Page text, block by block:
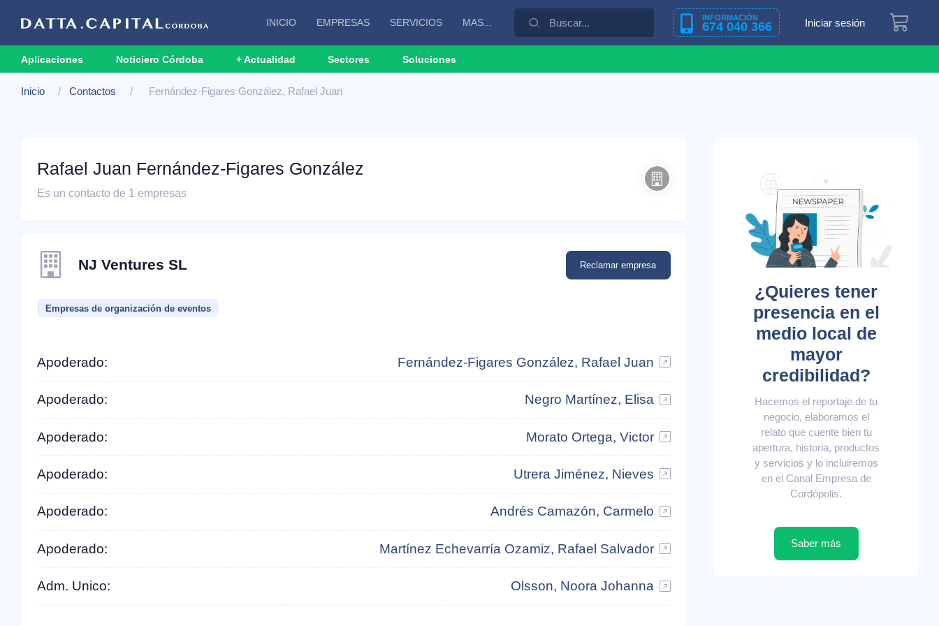
INICIO EMPRESAS SERVICIOS MAS... INFORMACIÓN
674 040 366 Iniciar sesión
Aplicaciones Noticiero Córdoba + Actualidad Sectores Soluciones
Inicio Contactos Fernández-Figares González, Rafael Juan
Rafael Juan Fernández-Figares González
Es un contacto de 1 empresas
NJ Ventures SL Reclamar empresa
Empresas de organización de eventos
Apoderado: Fernández-Figares González, Rafael Juan
Apoderado: Negro Martínez, Elisa
Apoderado: Morato Ortega, Victor
Apoderado: Utrera Jiménez, Nieves
Apoderado: Andrés Camazón, Carmelo
Apoderado: Martínez Echevarría Ozamiz, Rafael Salvador
Adm. Unico: Olsson, Noora Johanna
¿Quieres tener
presencia en el
medio local de
mayor
credibilidad?
Hacemos el reportaje de tu
negocio, elaboramos el
relato que cuente bien tu
apertura, historia, productos
y servicios y lo incluiremos
en el Canal Empresa de
Cordópolis.
Saber más